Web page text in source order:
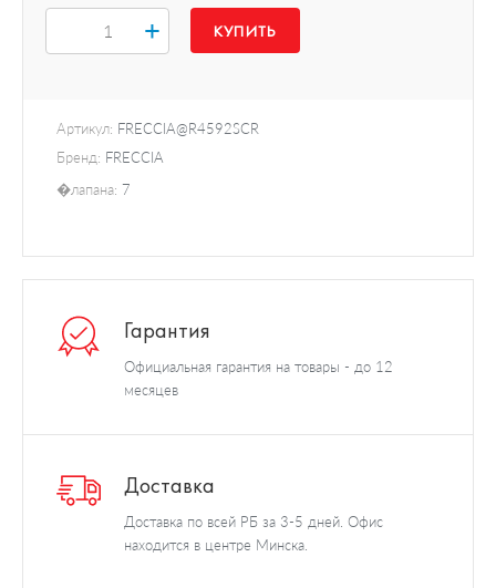
Артикул: FRECCIA@R4592SCR
Бренд: FRECCIA
�лапана: 7
+
Гарантия
Официальная гарантия на товары - до 12
месяцев
Доставка
Доставка по всей РБ за 3-5 дней. Офис
находится в центре Минска.